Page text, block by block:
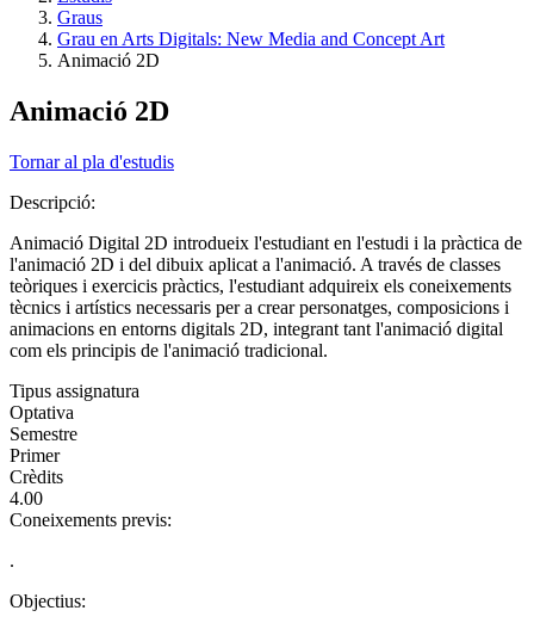
Graus
Grau en Arts Digitals: New Media and Concept Art
Animació 2D
Animació 2D
Tornar al pla d'estudis
Descripció:
Animació Digital 2D introdueix l'estudiant en l'estudi i la pràctica de
l'animació 2D i del dibuix aplicat a l'animació. A través de classes
teòriques i exercicis pràctics, l'estudiant adquireix els coneixements
tècnics i artístics necessaris per a crear personatges, composicions i
animacions en entorns digitals 2D, integrant tant l'animació digital
com els principis de l'animació tradicional.
Tipus assignatura
Optativa
Semestre
Primer
Crèdits
4.00
Coneixements previs:
.
Objectius: